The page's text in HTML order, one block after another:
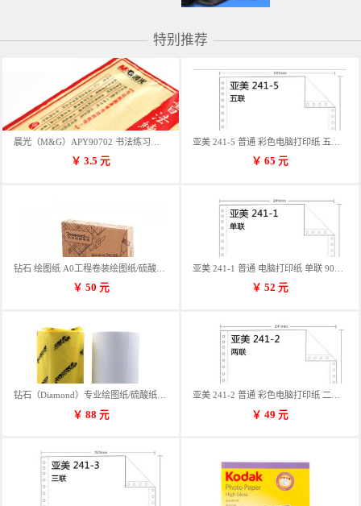
特别推荐
￥ 3.5元 ￥ 65元
钻石 绘图纸 A0工程卷装绘图纸/硫酸纸 50m卷装 914*50MM/卷
￥ 50 元 ￥ 52元
钻石（Diamond）专业绘图纸/硫酸纸 临摹纸 73g A4 297mm*70m 单卷装
￥ 88 元
亚美 241-2 普通 彩色电脑打印纸 二联 900张/箱 蓝包装 三等份
￥ 49元